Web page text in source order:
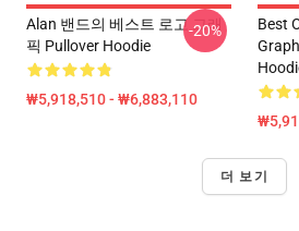
Alan 밴드의 베스트 로고 그래
픽 Pullover Hoodie
₩5,918,510 - ₩6,883,110
-20%
Best
더 보기